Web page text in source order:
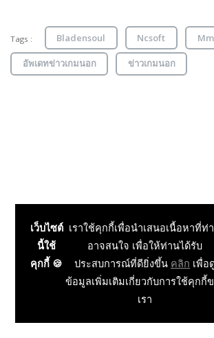
Tags : Bladensoul Ncsoft
อัพเดทข่าวเกมนอก ข่าวเกมนอก
เว็บไซต์
นี้ใช้
คุกกี้ 🍪
เราใช้คุกกี้เพื่อนำเสนอเนื้อหาที่ท่
อาจสนใจ เพื่อให้ท่านได้รับ
ประสบการณ์ที่ดียิ่งขึ้น คลิก เพื่อ
ข้อมูลเพิ่มเติมเกี่ยวกับการใช้คุกกี้
เรา